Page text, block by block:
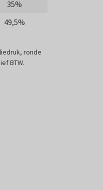
35%
49,5%
ronde
BTW.